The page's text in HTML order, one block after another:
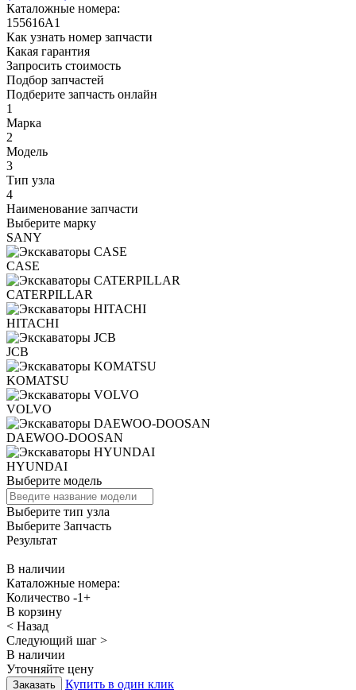
Каталожные номера:
155616A1
Как узнать номер запчасти
Какая гарантия
Запросить стоимость
Подбор запчастей
Подберите запчасть онлайн
1
Марка
2
Модель
3
Тип узла
4
Наименование запчасти
Выберите марку
SANY
CASE
CATERPILLAR
HITACHI
JCB
KOMATSU
VOLVO
DAEWOO-DOOSAN
HYUNDAI
Выберите модель
Выберите тип узла
Выберите Запчасть
Результат
В наличии
Каталожные номера:
Количество -1+
В корзину
< Назад
Следующий шаг >
В наличии
Уточняйте цену
Купить в один клик